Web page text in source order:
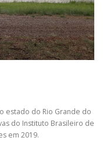
estado do Rio Grande do
do Instituto Brasileiro de
em 2019.